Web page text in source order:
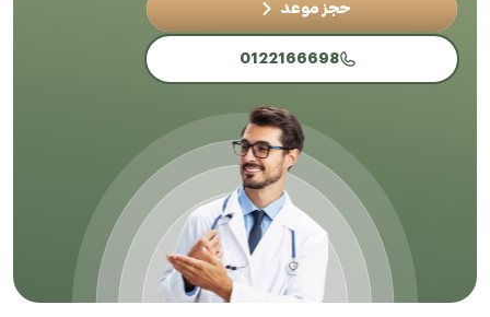
حجز موعد
0122166698